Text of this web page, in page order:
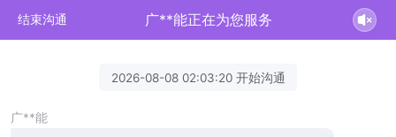
结束沟通 广**能正在为您服务
2026-08-08 02:03:20 开始沟通
广**能